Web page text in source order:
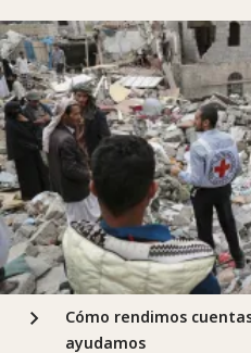
Cómo rendimos
ayudamos